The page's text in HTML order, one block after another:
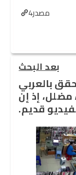
مصدر4
بعد البحث
بالعربي
مضلل، إذ إن
قديم.